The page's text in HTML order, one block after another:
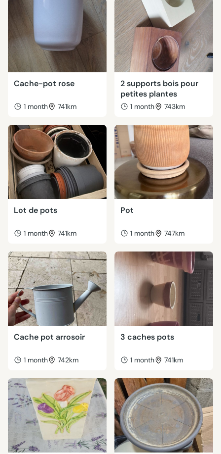
Cache-pot rose
1 month 741km
2 supports bois pour
petites plantes
1 month 743km
Lot de pots
1 month 741km
Pot
1 month 747km
Cache pot arrosoir
1 month 742km
3 caches pots
1 month 741km